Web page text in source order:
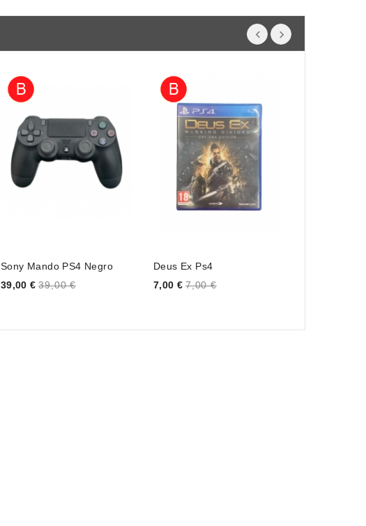
Sony Mando PS4 Negro
Price
39,00 € 39,00 €
Deus Ex Ps4
Price
7,00 € 7,00 €